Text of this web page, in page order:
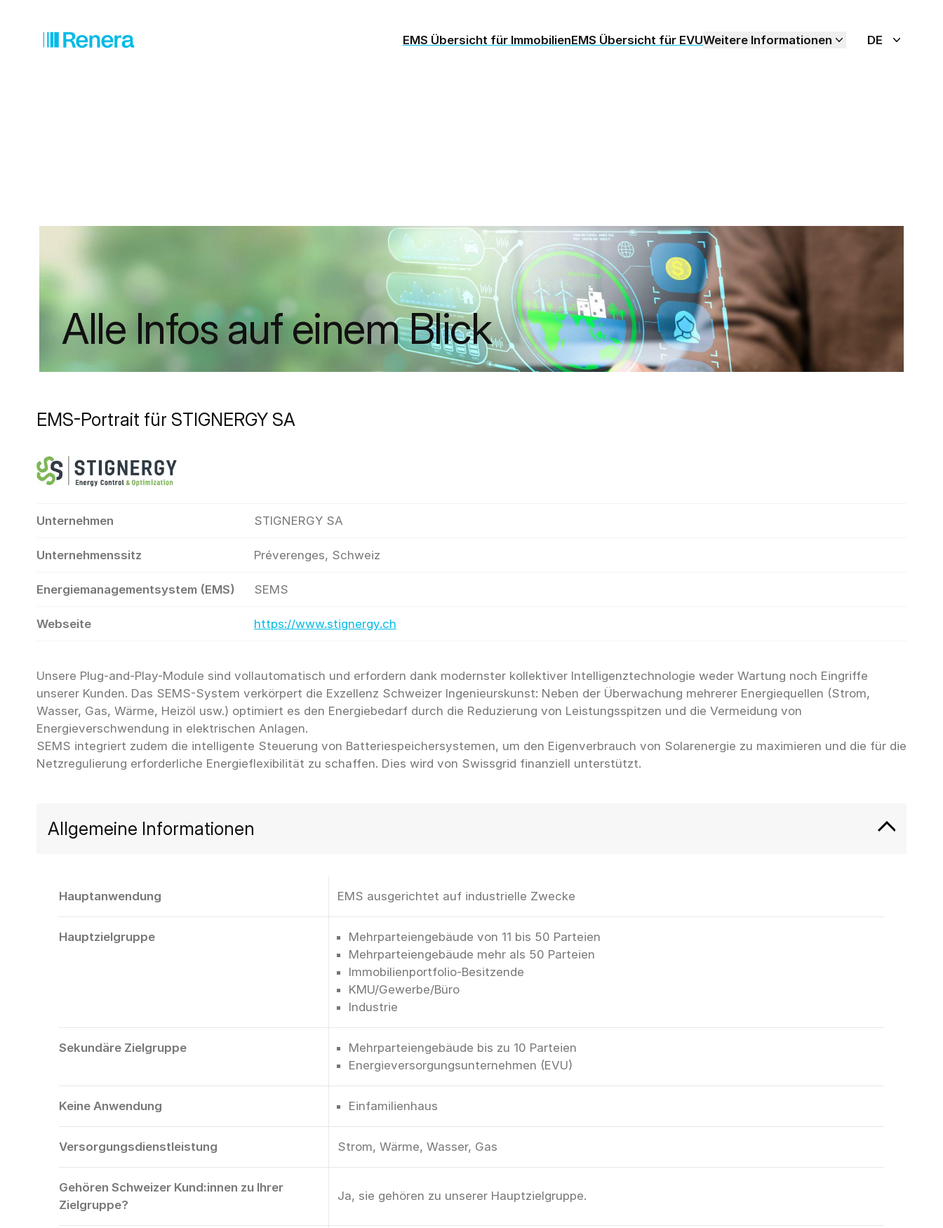
EMS Übersicht für ImmobilienEMS Übersicht für EVUWeitere Informationen
Alle Infos auf einem Blick
EMS-Portrait für STIGNERGY SA
Unternehmen STIGNERGY SA
Unternehmenssitz Préverenges, Schweiz
Energiemanagementsystem (EMS) SEMS
Webseite https://www.stignergy.ch
Unsere Plug-and-Play-Module sind vollautomatisch und erfordern dank modernster kollektiver Intelligenztechnologie weder Wartung noch Eingriffe
unserer Kunden. Das SEMS-System verkörpert die Exzellenz Schweizer Ingenieurskunst: Neben der Überwachung mehrerer Energiequellen (Strom,
Wasser, Gas, Wärme, Heizöl usw.) optimiert es den Energiebedarf durch die Reduzierung von Leistungsspitzen und die Vermeidung von
Energieverschwendung in elektrischen Anlagen.
SEMS integriert zudem die intelligente Steuerung von Batteriespeichersystemen, um den Eigenverbrauch von Solarenergie zu maximieren und die für die
Allgemeine Informationen
Hauptanwendung EMS ausgerichtet auf industrielle Zwecke
Hauptzielgruppe
Mehrparteiengebäude von 11 bis 50 Parteien
Mehrparteiengebäude mehr als 50 Parteien
Immobilienportfolio-Besitzende
KMU/Gewerbe/Büro
Industrie
Sekundäre Zielgruppe
Mehrparteiengebäude bis zu 10 Parteien
Energieversorgungsunternehmen (EVU)
Keine Anwendung Einfamilienhaus
Versorgungsdienstleistung Strom, Wärme, Wasser, Gas
Gehören Schweizer Kund:innen zu Ihrer
Zielgruppe?
Ja, sie gehören zu unserer Hauptzielgruppe.